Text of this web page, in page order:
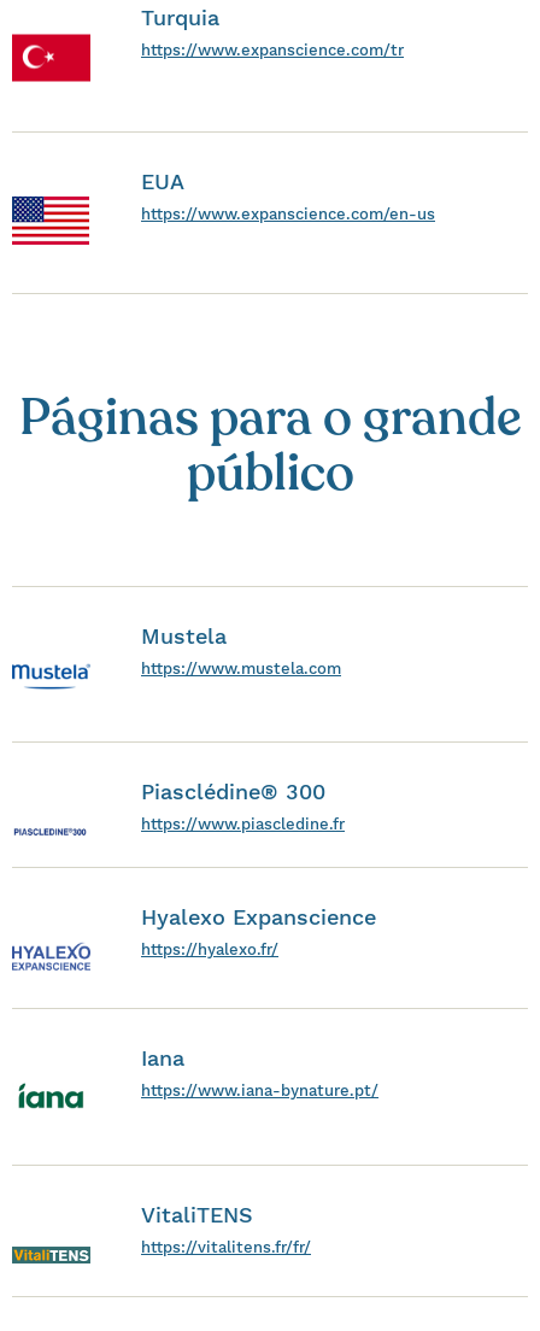
Turquia
https://www.expanscience.com/tr
EUA
https://www.expanscience.com/en-us
Páginas para o grande
público
Mustela
https://www.mustela.com
Piasclédine® 300
https://www.piascledine.fr
Hyalexo Expanscience
https://hyalexo.fr/
Iana
https://www.iana-bynature.pt/
VitaliTENS
https://vitalitens.fr/fr/